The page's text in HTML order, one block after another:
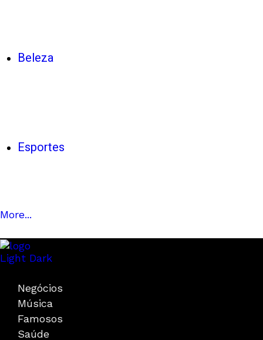
Beleza
Esportes
More...
Light Dark
Negócios
Música
Famosos
Saúde